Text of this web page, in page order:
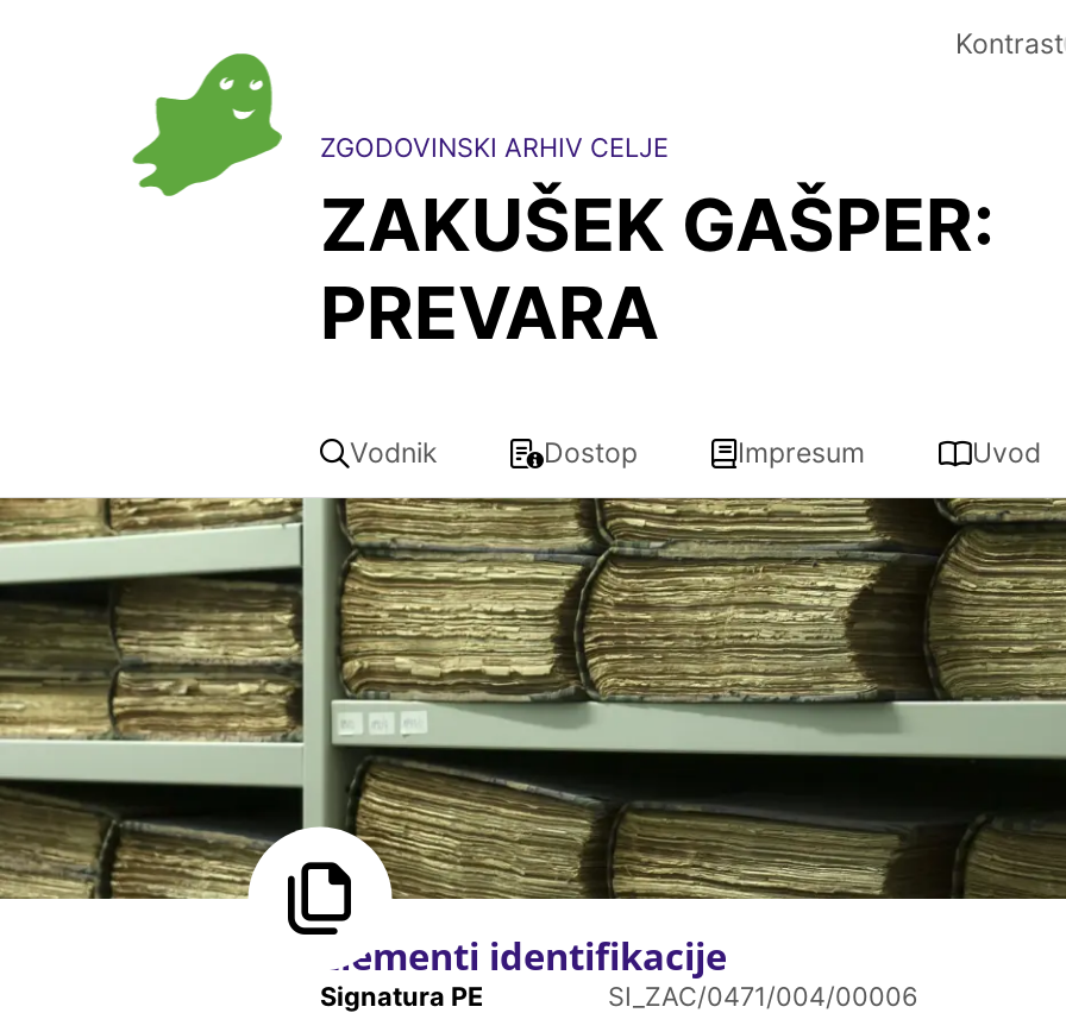
Kontrast
ZGODOVINSKI ARHIV CELJE
ZAKUŠEK GAŠPER:
PREVARA
Vodnik Dostop Impresum Uvod
Elementi identifikacije
Signatura PE
SI_ZAC/0471/004/00006